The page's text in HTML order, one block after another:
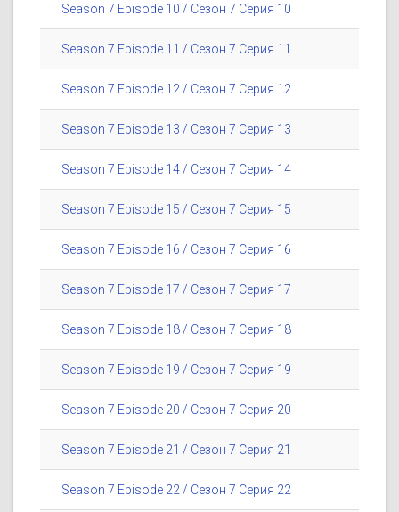
Season 7 Episode 10 / Сезон 7 Серия 10
Season 7 Episode 11 / Сезон 7 Серия 11
Season 7 Episode 12 / Сезон 7 Серия 12
Season 7 Episode 13 / Сезон 7 Серия 13
Season 7 Episode 14 / Сезон 7 Серия 14
Season 7 Episode 15 / Сезон 7 Серия 15
Season 7 Episode 16 / Сезон 7 Серия 16
Season 7 Episode 17 / Сезон 7 Серия 17
Season 7 Episode 18 / Сезон 7 Серия 18
Season 7 Episode 19 / Сезон 7 Серия 19
Season 7 Episode 20 / Сезон 7 Серия 20
Season 7 Episode 21 / Сезон 7 Серия 21
Season 7 Episode 22 / Сезон 7 Серия 22